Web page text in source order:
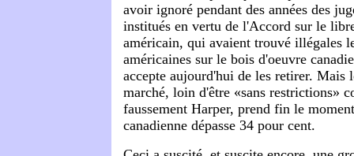
avoir ignoré pendant des années des
institués en vertu de l'Accord sur le
américain, qui avaient trouvé illégales
américaines sur le bois d'oeuvre
accepte aujourd'hui de les retirer. Mais
marché, loin d'être «sans restrictions»
faussement Harper, prend fin le
canadienne dépasse 34 pour cent.